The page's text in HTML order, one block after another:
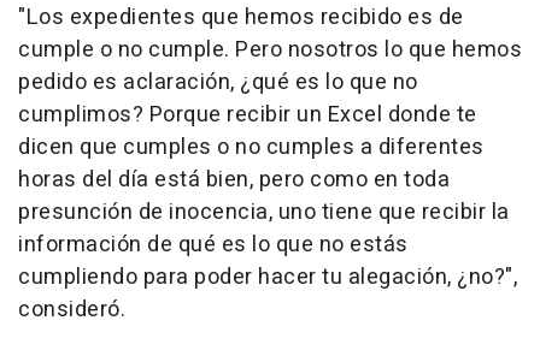
"Los expedientes que hemos recibido es de
cumple o no cumple. Pero nosotros lo que hemos
pedido es aclaración, ¿qué es lo que no
cumplimos? Porque recibir un Excel donde te
dicen que cumples o no cumples a diferentes
horas del día está bien, pero como en toda
presunción de inocencia, uno tiene que recibir la
información de qué es lo que no estás
cumpliendo para poder hacer tu alegación, ¿no?",
consideró.